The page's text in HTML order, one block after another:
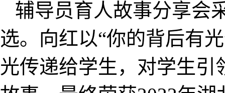
辅导员育人故事分享会
选。向红以“你的背后有
光传递给学生，对学生